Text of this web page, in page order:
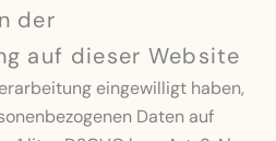
der
auf dieser Website
eingewilligt haben,
Daten auf